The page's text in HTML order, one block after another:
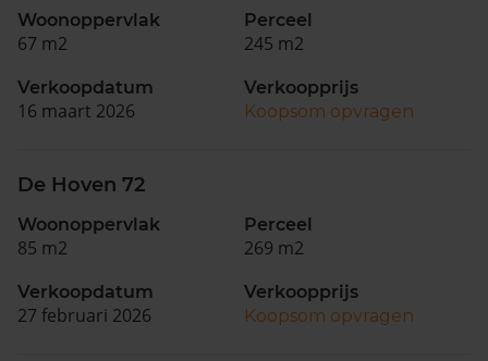
Woonoppervlak
67 m2
Perceel
245 m2
Verkoopdatum
16 maart 2026
Verkoopprijs
Koopsom opvragen
De Hoven 72
Woonoppervlak
85 m2
Perceel
269 m2
Verkoopdatum
27 februari 2026
Verkoopprijs
Koopsom opvragen